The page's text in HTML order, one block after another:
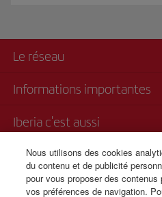
Le réseau
Informations importantes
Iberia c'est aussi
Transparence
Vente par téléphone
Nous utilisons des cookies
du contenu et de publicité
pour vous proposer des
vos préférences de navigation.